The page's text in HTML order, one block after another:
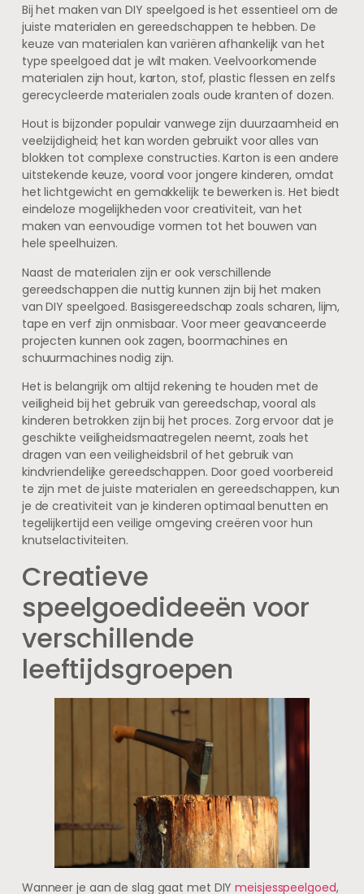
Bij het maken van DIY speelgoed is het essentieel om de
juiste materialen en gereedschappen te hebben. De
keuze van materialen kan variëren afhankelijk van het
type speelgoed dat je wilt maken. Veelvoorkomende
materialen zijn hout, karton, stof, plastic flessen en zelfs
gerecycleerde materialen zoals oude kranten of dozen.
Hout is bijzonder populair vanwege zijn duurzaamheid en
veelzijdigheid; het kan worden gebruikt voor alles van
blokken tot complexe constructies. Karton is een andere
uitstekende keuze, vooral voor jongere kinderen, omdat
het lichtgewicht en gemakkelijk te bewerken is. Het biedt
eindeloze mogelijkheden voor creativiteit, van het
maken van eenvoudige vormen tot het bouwen van
hele speelhuizen.
Naast de materialen zijn er ook verschillende
gereedschappen die nuttig kunnen zijn bij het maken
van DIY speelgoed. Basisgereedschap zoals scharen, lijm,
tape en verf zijn onmisbaar. Voor meer geavanceerde
projecten kunnen ook zagen, boormachines en
schuurmachines nodig zijn.
Het is belangrijk om altijd rekening te houden met de
veiligheid bij het gebruik van gereedschap, vooral als
kinderen betrokken zijn bij het proces. Zorg ervoor dat je
geschikte veiligheidsmaatregelen neemt, zoals het
dragen van een veiligheidsbril of het gebruik van
kindvriendelijke gereedschappen. Door goed voorbereid
te zijn met de juiste materialen en gereedschappen, kun
je de creativiteit van je kinderen optimaal benutten en
tegelijkertijd een veilige omgeving creëren voor hun
knutselactiviteiten.
Creatieve
speelgoedideeën voor
verschillende
leeftijdsgroepen
Wanneer je aan de slag gaat met DIYmeisjesspeelgoed,